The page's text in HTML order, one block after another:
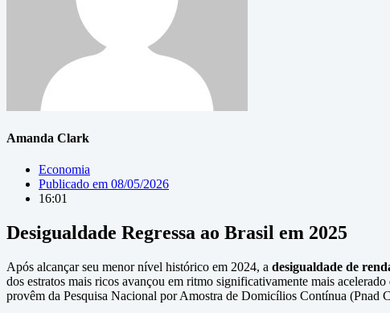
Amanda Clark
Economia
Publicado em 08/05/2026
16:01
Desigualdade Regressa ao Brasil em 2025
Após alcançar seu menor nível histórico em 2024, a desigualdade de
dos estratos mais ricos avançou em ritmo significativamente mais
provêm da Pesquisa Nacional por Amostra de Domicílios Contínua (Pnad